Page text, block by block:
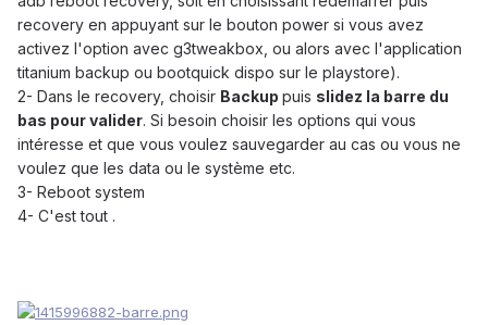
recovery en appuyant sur le bouton power si vous avez
activez l'option avec g3tweakbox, ou alors avec l'application
titanium backup ou bootquick dispo sur le playstore).
2- Dans le recovery, choisir Backup puis slidez la barre du
bas pour valider. Si besoin choisir les options qui vous
intéresse et que vous voulez sauvegarder au cas ou vous ne
voulez que les data ou le système etc.
3- Reboot system
4- C'est tout .